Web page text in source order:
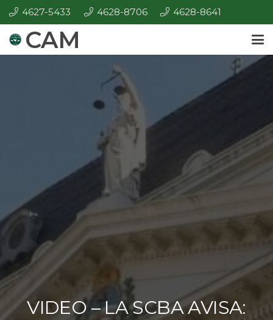
4627-5433 4628-8706 4628-8641
CAM
VIDEO – LA SCBA AVISA: